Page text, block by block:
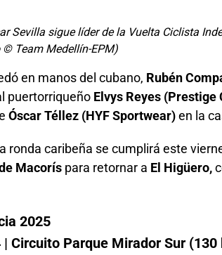
Sevilla sigue líder de la Vuelta Ciclista
Team Medellín-EPM)
en manos del cubano, Rubén
puertorriqueño Elvys Reyes (Prestige
Óscar Téllez (HYF Sportwear) en la
ronda caribeña se cumplirá este
Macorís para retornar a El Higüero,
2025
| Circuito Parque Mirador Sur (130